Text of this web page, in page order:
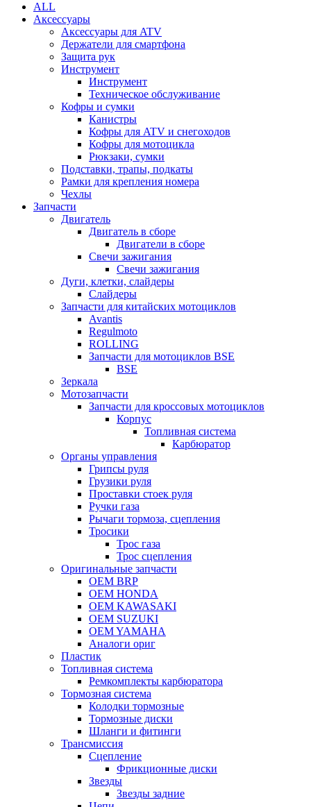
ALL
Аксессуары
Аксессуары для ATV
Держатели для смартфона
Защита рук
Инструмент
Инструмент
Техническое обслуживание
Кофры и сумки
Канистры
Кофры для ATV и снегоходов
Кофры для мотоцикла
Рюкзаки, сумки
Подставки, трапы, подкаты
Рамки для крепления номера
Чехлы
Запчасти
Двигатель
Двигатель в сборе
Двигатели в сборе
Свечи зажигания
Свечи зажигания
Дуги, клетки, слайдеры
Слайдеры
Запчасти для китайских мотоциклов
Avantis
Regulmoto
ROLLING
Запчасти для мотоциклов BSE
BSE
Зеркала
Мотозапчасти
Запчасти для кроссовых мотоциклов
Корпус
Топливная система
Карбюратор
Органы управления
Грипсы руля
Грузики руля
Проставки стоек руля
Ручки газа
Рычаги тормоза, сцепления
Тросики
Трос газа
Трос сцепления
Оригинальные запчасти
OEM BRP
OEM HONDA
OEM KAWASAKI
OEM SUZUKI
OEM YAMAHA
Аналоги ориг
Пластик
Топливная система
Ремкомплекты карбюратора
Тормозная система
Колодки тормозные
Тормозные диски
Шланги и фитинги
Трансмиссия
Cцепление
Фрикционные диски
Звезды
Звезды задние